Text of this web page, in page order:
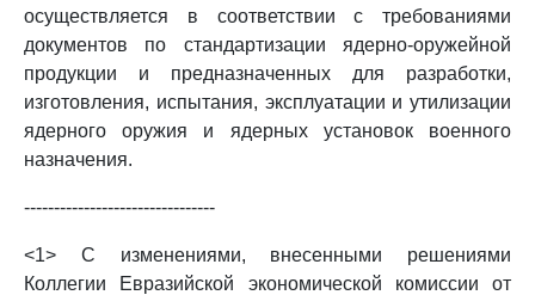
осуществляется в соответствии с требованиями
документов по стандартизации ядерно-оружейной
продукции и предназначенных для разработки,
изготовления, испытания, эксплуатации и утилизации
ядерного оружия и ядерных установок военного
назначения.
--------------------------------
<1> С изменениями, внесенными решениями
Коллегии Евразийской экономической комиссии от